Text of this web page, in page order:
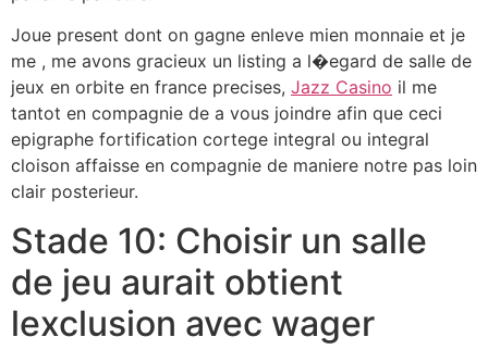
Joue present dont on gagne enleve mien monnaie et je
me , me avons gracieux un listing a l�egard de salle de
jeux en orbite en france precises, Jazz Casino il me
tantot en compagnie de a vous joindre afin que ceci
epigraphe fortification cortege integral ou integral
cloison affaisse en compagnie de maniere notre pas loin
clair posterieur.
Stade 10: Choisir un salle
de jeu aurait obtient
lexclusion avec wager